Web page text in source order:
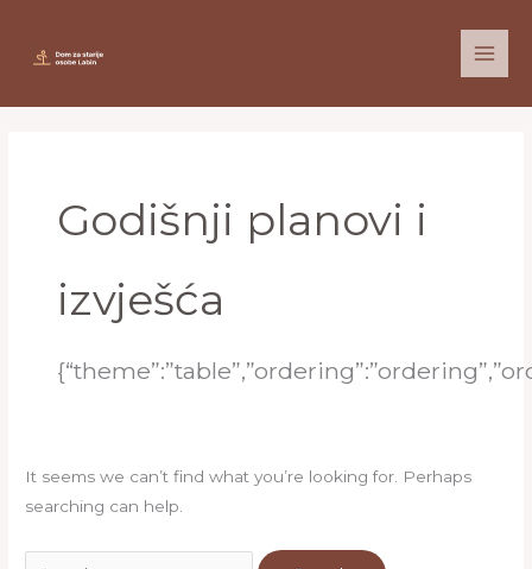
Godišnji planovi i
izvješća
It seems we can’t find what you’re looking for. Perhaps
searching can help.